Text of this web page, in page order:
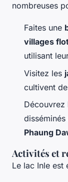
nombreuses
Faites une
villages
utilisant
Visitez les
cultivent
Découvrez
Phaung
Activités et
Le lac Inle est